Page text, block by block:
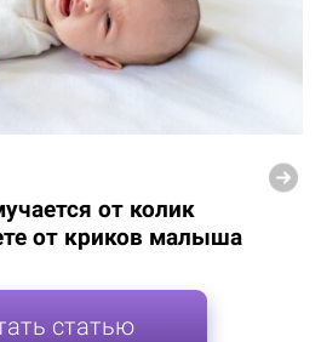
от колик
от криков малыша
статью